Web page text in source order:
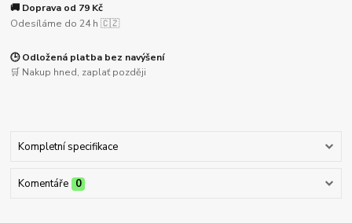
🚚 Doprava od 79 Kč
Odesíláme do 24 h 🇨🇿
🕒 Odložená platba bez navýšení
🛒 Nakup hned, zaplať později
Kompletní specifikace
Komentáře 0